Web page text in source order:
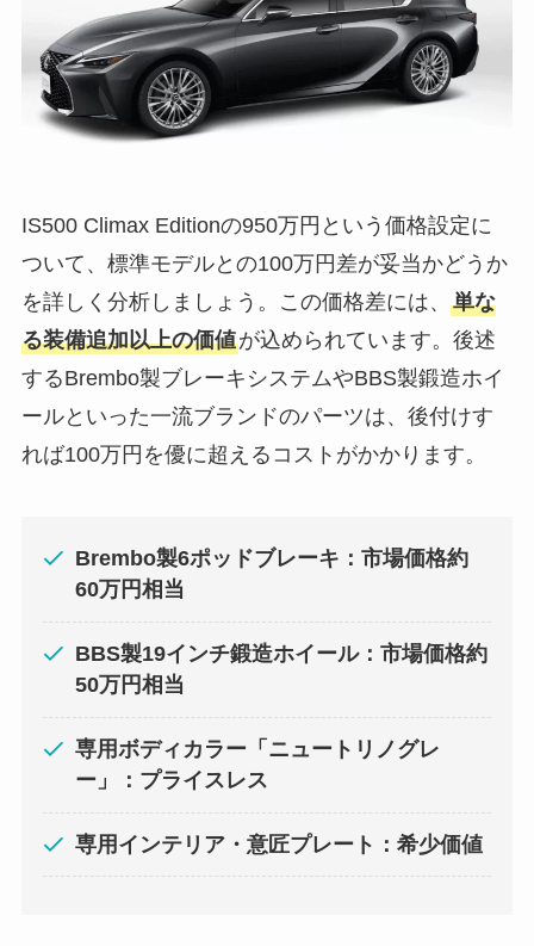
IS500 Climax Editionの950万円という価格設定に
ついて、標準モデルとの100万円差が妥当かどうか
を詳しく分析しましょう。この価格差には、 単な
る装備追加以上の価値が込められています。後述
するBrembo製ブレーキシステムやBBS製鍛造ホイ
ールといった一流ブランドのパーツは、後付けす
れば100万円を優に超えるコストがかかります。
Brembo製6ポッドブレーキ：市場価格約
60万円相当
BBS製19インチ鍛造ホイール：市場価格約
50万円相当
専用ボディカラー「ニュートリノグレ
ー」：プライスレス
専用インテリア・意匠プレート：希少価値